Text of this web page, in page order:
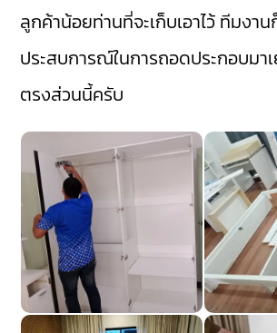
ลูกค้าน้อยท่านที่จะเก็บเอาไว้ ทีมงา
ประสบการณ์ในการถอดประกอบมาเ
ตรงส่วนนี้ครับ